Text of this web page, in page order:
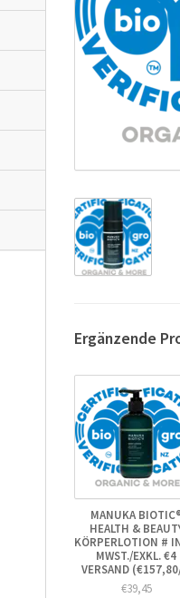
Ergänzende
MANUKA
HEALTH &
KÖRPERLOTION #
MWST./EXKL. €4
VERSAND
€39,45